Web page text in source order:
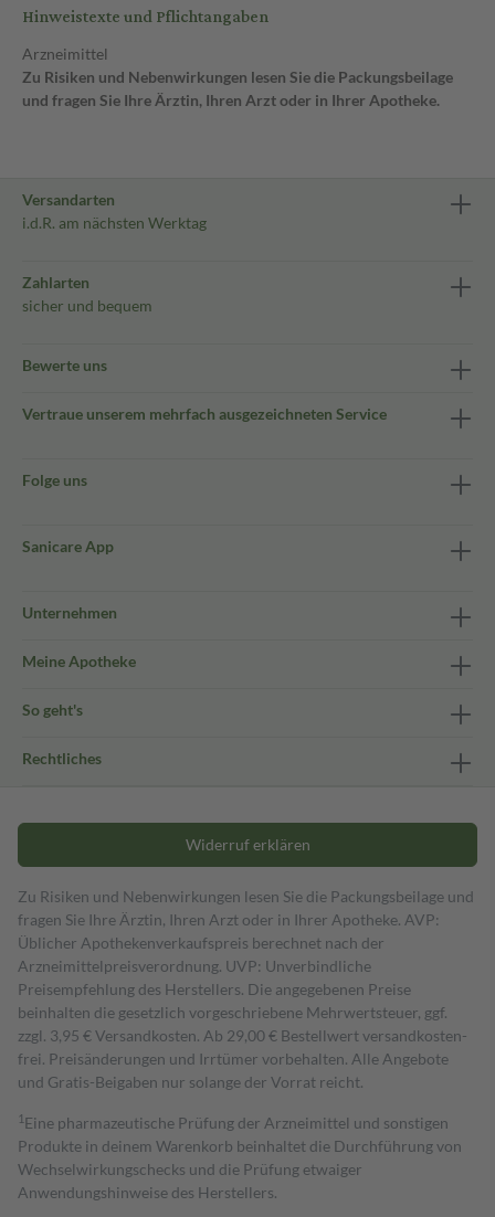
Hinweistexte und Pflichtangaben
Arzneimittel
Zu Risiken und Nebenwirkungen lesen Sie die Packungsbeilage
und fragen Sie Ihre Ärztin, Ihren Arzt oder in Ihrer Apotheke.
Versandarten
i.d.R. am nächsten Werktag
Zahlarten
sicher und bequem
Bewerte uns
Vertraue unserem mehrfach ausgezeichneten Service
Folge uns
Sanicare App
Unternehmen
Meine Apotheke
So geht's
Rechtliches
Widerruf erklären
Zu Risiken und Nebenwirkungen lesen Sie die Packungsbeilage und
fragen Sie Ihre Ärztin, Ihren Arzt oder in Ihrer Apotheke. AVP:
Üblicher Apothekenverkaufspreis berechnet nach der
Arzneimittelpreisverordnung. UVP: Unverbindliche
Preisempfehlung des Herstellers. Die angegebenen Preise
beinhalten die gesetzlich vorgeschriebene Mehrwertsteuer, ggf.
zzgl. 3,95 € Versandkosten. Ab 29,00 € Bestell­wert versand­kosten­
frei. Preisänderungen und Irrtümer vorbehalten. Alle Angebote
und Gratis-Beigaben nur solange der Vorrat reicht.
1 Eine pharmazeutische Prüfung der Arzneimittel und sonstigen
Produkte in deinem Warenkorb beinhaltet die Durchführung von
Wechselwirkungschecks und die Prüfung etwaiger
Anwendungshinweise des Herstellers.